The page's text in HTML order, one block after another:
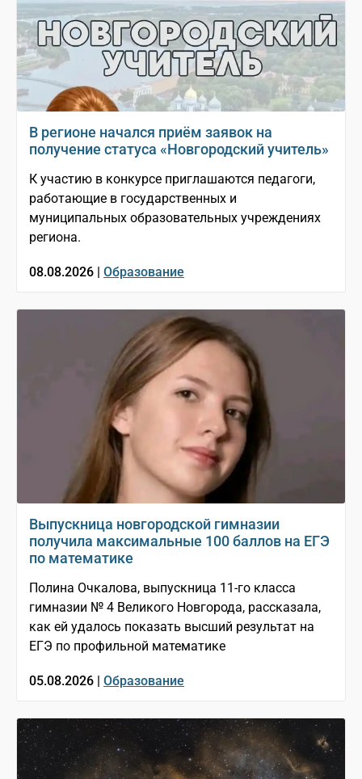
В регионе начался приём заявок на
получение статуса «Новгородский учитель»
К участию в конкурсе приглашаются педагоги,
работающие в государственных и
муниципальных образовательных учреждениях
региона.
08.08.2026 | Образование
Выпускница новгородской гимназии
получила максимальные 100 баллов на ЕГЭ
по математике
Полина Очкалова, выпускница 11-го класса
гимназии № 4 Великого Новгорода, рассказала,
как ей удалось показать высший результат на
ЕГЭ по профильной математике
05.08.2026 | Образование